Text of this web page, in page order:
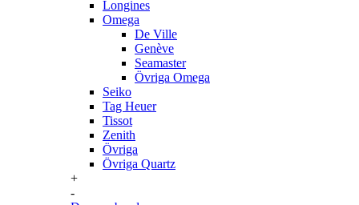
Longines
Omega
De Ville
Genève
Seamaster
Övriga Omega
Seiko
Tag Heuer
Tissot
Zenith
Övriga
Övriga Quartz
+
-